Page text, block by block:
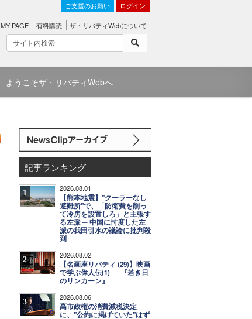
ご支援のお願い ログイン
MY PAGE 有料購読 ザ・リバティWebについて
ようこそザ・リバティWebへ
記事ランキング
1 2026.08.01
【熊本地震】"クーラーなし
避難所"で、「防衛費を削っ
て冷房を設置しろ」と主張す
る左派 ─ 中国に忖度した左
派の我田引水の議論に批判殺
到
2 2026.08.02
【名画座リバティ (29)】映画
で学ぶ偉人伝(1)──『若き日
のリンカーン』
3 2026.08.06
高市政権の消費減税決定
に、"公約に掲げていた"はず